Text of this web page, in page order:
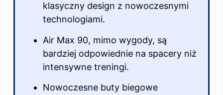
klasyczny design z nowoczesnymi
technologiami.
Air Max 90, mimo wygody, są
bardziej odpowiednie na spacery niż
intensywne treningi.
Nowoczesne buty biegowe